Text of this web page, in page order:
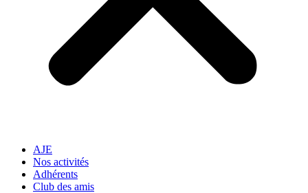
AJE
Nos activités
Adhérents
Club des amis